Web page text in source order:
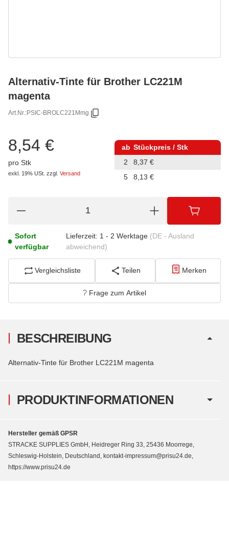
Alternativ-Tinte für Brother LC221M
magenta
Art.Nr.:PSIC-BROLC221Mmg
8,54 €
pro Stk
exkl. 19% USt. zzgl. Versand
ab Stückpreis / Stk
2
8,37 €
5
8,13 €
Sofort
verfügbar
Lieferzeit: 1 - 2 Werktage (DE - Ausland
abweichend)
Vergleichsliste Teilen Merken
Frage zum Artikel
PRODUKTINFORMATIONEN
BESCHREIBUNG
Alternativ-Tinte für Brother LC221M magenta
Hersteller gemäß GPSR
STRACKE SUPPLIES GmbH, Heidreger Ring 33, 25436 Moorrege,
Schleswig-Holstein, Deutschland, kontakt-impressum@prisu24.de,
https://www.prisu24.de